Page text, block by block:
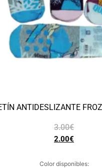
ANTIDESLIZANTE
3.00€
2.00€
Color disponibles: